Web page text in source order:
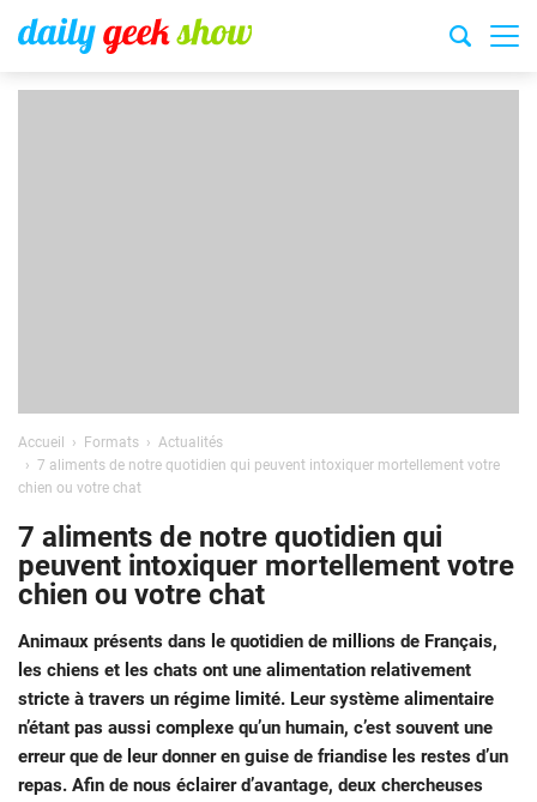
Accueil Formats
Actualités
7 aliments de notre quotidien qui peuvent intoxiquer mortellement votre
chien ou votre chat
7 aliments de notre quotidien qui
peuvent intoxiquer mortellement votre
chien ou votre chat
Animaux présents dans le quotidien de millions de Français,
les chiens et les chats ont une alimentation relativement
stricte à travers un régime limité. Leur système alimentaire
n’étant pas aussi complexe qu’un humain, c’est souvent une
erreur que de leur donner en guise de friandise les restes d’un
repas. Afin de nous éclairer d’avantage, deux chercheuses